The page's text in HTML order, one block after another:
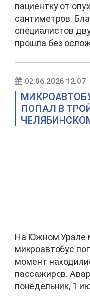
пациентку от
сантиметров.
специалистов
прошла без
02.06.2026 12:07
ПОПАЛ В
На Южном Урале
микроавтобус
момент
пассажиров.
понедельник, 1